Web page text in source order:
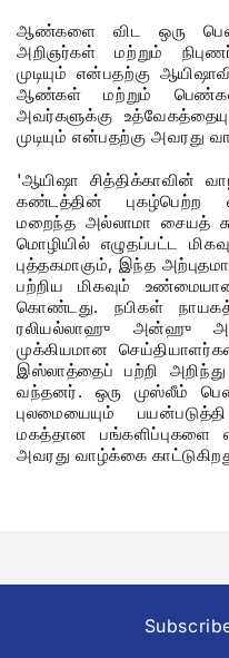
ஆண்களை விட ஒரு பெண்
அறிஞர்கள் மற்றும்
முடியும் என்பதற்கு
ஆண்கள் மற்றும் பெண்கள்
அவர்களுக்கு
முடியும் என்பதற்கு அவரது
'ஆயிஷா சித்திக்காவின்
கண்டத்தின் புகழ்பெற்ற
மறைந்த அல்லாமா சையத்
மொழியில் எழுதப்பட்ட
புத்தகமாகும், இந்த
பற்றிய மிகவும்
கொண்டது. நபிகள்
ரலியல்லாஹு அன்ஹு
முக்கியமான
இஸ்லாத்தைப் பற்றி
வந்தனர். ஒரு முஸ்லீம் பெண்
புலமையையும்
மகத்தான பங்களிப்புகளை
அவரது வாழ்க்கை